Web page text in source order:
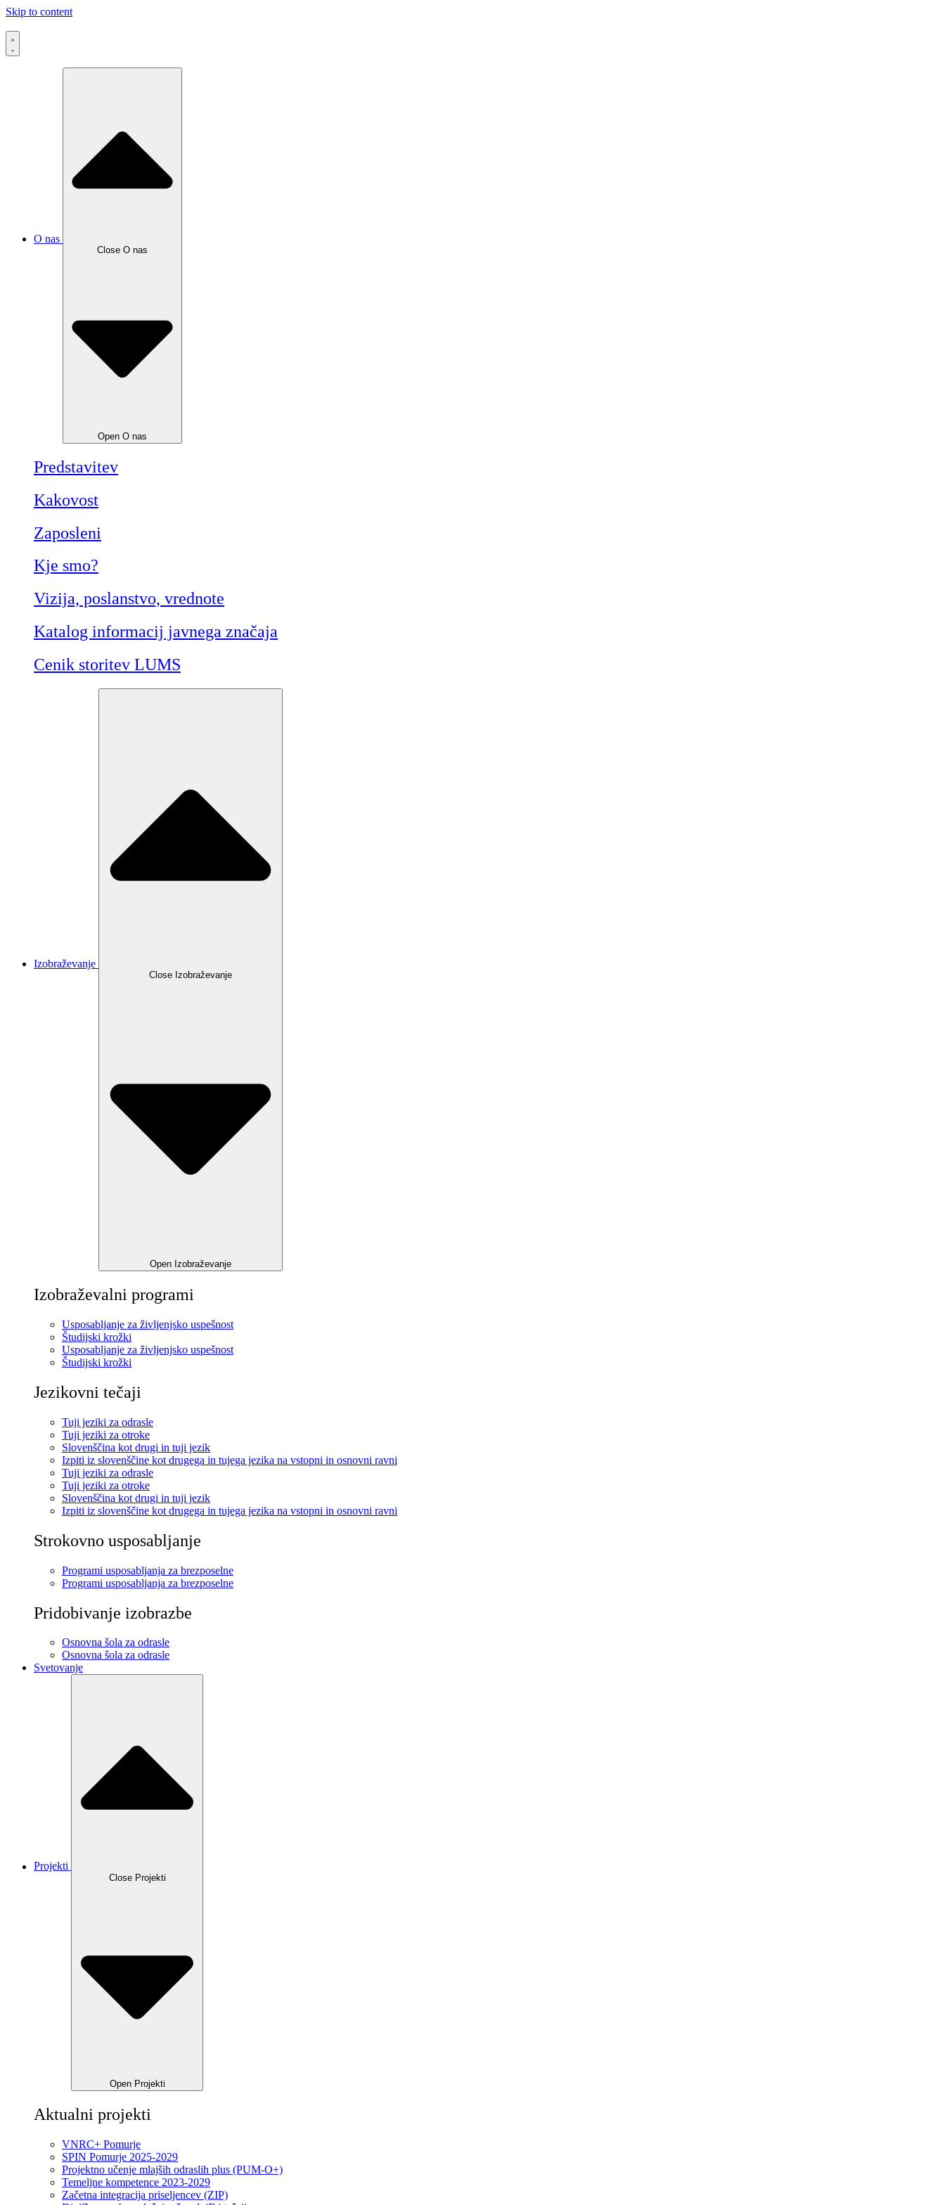
Skip to content
O nas
Close O nas
Open O nas
Predstavitev
Kakovost
Zaposleni
Kje smo?
Vizija, poslanstvo, vrednote
Katalog informacij javnega značaja
Cenik storitev LUMS
Izobraževanje
Close Izobraževanje
Open Izobraževanje
Izobraževalni programi
Usposabljanje za življenjsko uspešnost
Študijski krožki
Usposabljanje za življenjsko uspešnost
Študijski krožki
Jezikovni tečaji
Tuji jeziki za odrasle
Tuji jeziki za otroke
Slovenščina kot drugi in tuji jezik
Izpiti iz slovenščine kot drugega in tujega jezika na vstopni in osnovni ravni
Tuji jeziki za odrasle
Tuji jeziki za otroke
Slovenščina kot drugi in tuji jezik
Izpiti iz slovenščine kot drugega in tujega jezika na vstopni in osnovni ravni
Strokovno usposabljanje
Programi usposabljanja za brezposelne
Programi usposabljanja za brezposelne
Pridobivanje izobrazbe
Osnovna šola za odrasle
Osnovna šola za odrasle
Svetovanje
Projekti
Close Projekti
Open Projekti
Aktualni projekti
VNRC+ Pomurje
SPIN Pomurje 2025-2029
Projektno učenje mlajših odraslih plus (PUM-O+)
Temeljne kompetence 2023-2029
Začetna integracija priseljencev (ZIP)